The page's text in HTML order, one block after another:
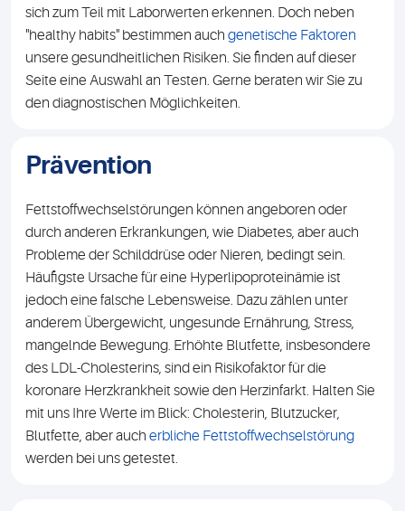
sich zum Teil mit Laborwerten erkennen. Doch neben
"healthy habits" bestimmen auch genetische Faktoren
unsere gesundheitlichen Risiken. Sie finden auf dieser
Seite eine Auswahl an Testen. Gerne beraten wir Sie zu
den diagnostischen Möglichkeiten.
Prävention
Fettstoffwechselstörungen können angeboren oder
durch anderen Erkrankungen, wie Diabetes, aber auch
Probleme der Schilddrüse oder Nieren, bedingt sein.
Häufigste Ursache für eine Hyperlipoproteinämie ist
jedoch eine falsche Lebensweise. Dazu zählen unter
anderem Übergewicht, ungesunde Ernährung, Stress,
mangelnde Bewegung. Erhöhte Blutfette, insbesondere
des LDL-Cholesterins, sind ein Risikofaktor für die
koronare Herzkrankheit sowie den Herzinfarkt. Halten Sie
mit uns Ihre Werte im Blick: Cholesterin, Blutzucker,
Blutfette, aber auch erbliche Fettstoffwechselstörung
werden bei uns getestet.